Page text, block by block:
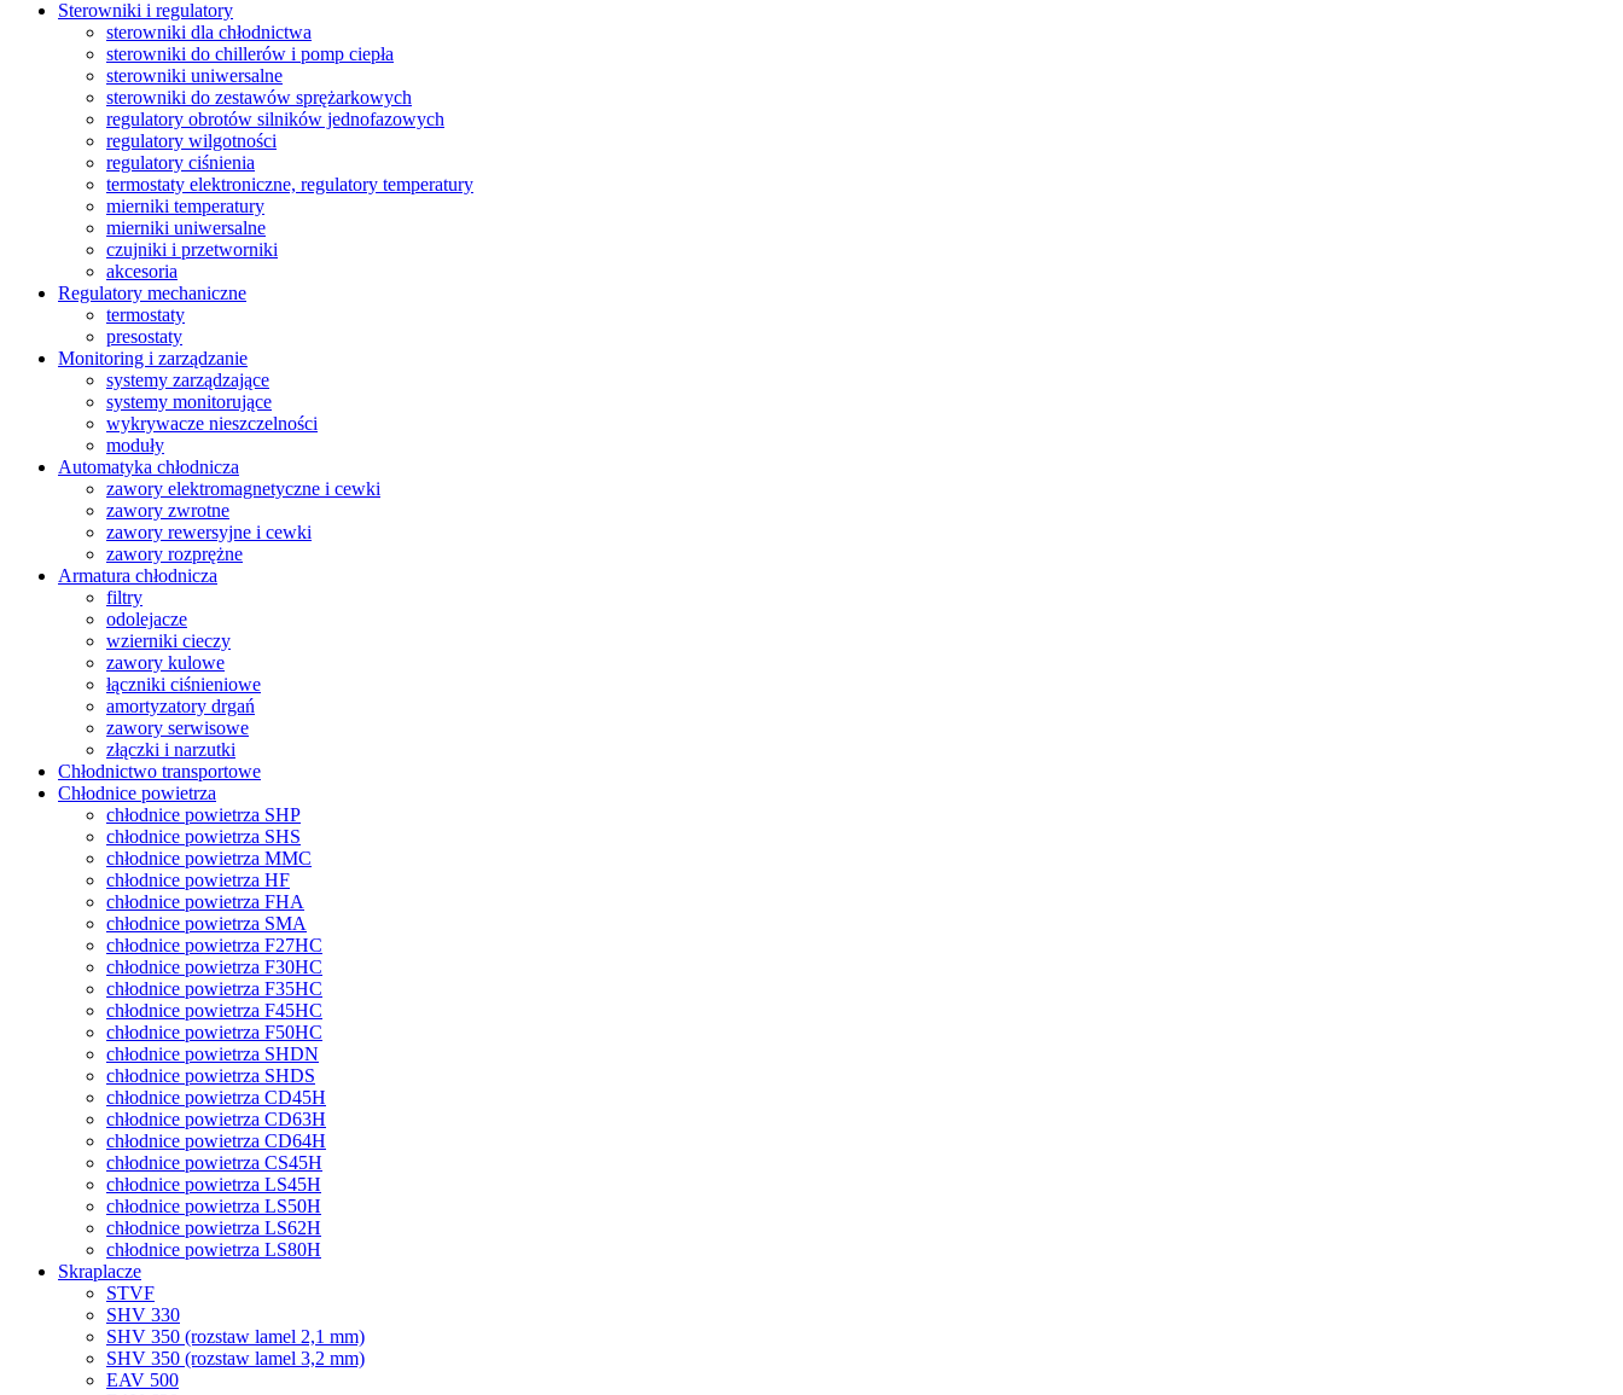
Sterowniki i regulatory
sterowniki dla chłodnictwa
sterowniki do chillerów i pomp ciepła
sterowniki uniwersalne
sterowniki do zestawów sprężarkowych
regulatory obrotów silników jednofazowych
regulatory wilgotności
regulatory ciśnienia
termostaty elektroniczne, regulatory temperatury
mierniki temperatury
mierniki uniwersalne
czujniki i przetworniki
akcesoria
Regulatory mechaniczne
termostaty
presostaty
Monitoring i zarządzanie
systemy zarządzające
systemy monitorujące
wykrywacze nieszczelności
moduły
Automatyka chłodnicza
zawory elektromagnetyczne i cewki
zawory zwrotne
zawory rewersyjne i cewki
zawory rozprężne
Armatura chłodnicza
filtry
odolejacze
wzierniki cieczy
zawory kulowe
łączniki ciśnieniowe
amortyzatory drgań
zawory serwisowe
złączki i narzutki
Chłodnictwo transportowe
Chłodnice powietrza
chłodnice powietrza SHP
chłodnice powietrza SHS
chłodnice powietrza MMC
chłodnice powietrza HF
chłodnice powietrza FHA
chłodnice powietrza SMA
chłodnice powietrza F27HC
chłodnice powietrza F30HC
chłodnice powietrza F35HC
chłodnice powietrza F45HC
chłodnice powietrza F50HC
chłodnice powietrza SHDN
chłodnice powietrza SHDS
chłodnice powietrza CD45H
chłodnice powietrza CD63H
chłodnice powietrza CD64H
chłodnice powietrza CS45H
chłodnice powietrza LS45H
chłodnice powietrza LS50H
chłodnice powietrza LS62H
chłodnice powietrza LS80H
Skraplacze
STVF
SHV 330
SHV 350 (rozstaw lamel 2,1 mm)
SHV 350 (rozstaw lamel 3,2 mm)
EAV 500